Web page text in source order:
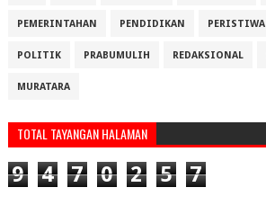
PEMERINTAHAN PENDIDIKAN PERISTIWA
POLITIK PRABUMULIH REDAKSIONAL
MURATARA
TOTAL TAYANGAN HALAMAN
9 4 7 0 2 5 7